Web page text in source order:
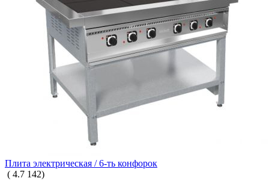
Плита электрическая / 6-ть конфорок
( 4.7 142)